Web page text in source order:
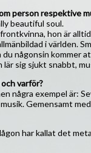
person respektive
beautiful soul.
hon är
i världen.
någonsin kommer
sig sjukt snabbt,
varför?
några exempel är:
Gemensamt
har kallat det